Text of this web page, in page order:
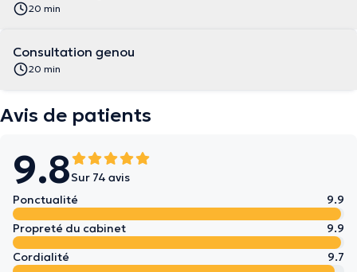
20 min
Consultation genou
20 min
Avis de patients
9.8Sur 74 avis
Ponctualité
9.9
Propreté du cabinet
9.9
Cordialité
9.7